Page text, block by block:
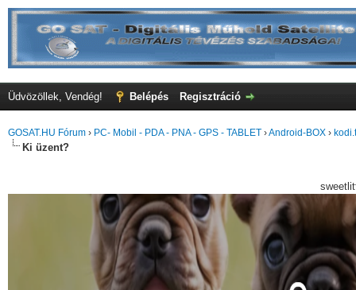
Üdvözöllek, Vendég! Belépés Regisztráció
GOSAT.HU Fórum › PC- Mobil - PDA - PNA - GPS - TABLET ›Android-BOX ›
Ki üzent?